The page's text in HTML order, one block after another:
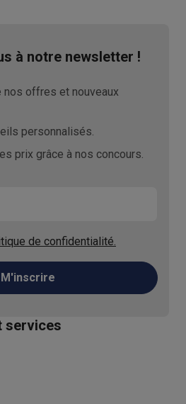
à notre newsletter !
offres et nouveaux
personnalisés.
prix grâce à nos concours.
de confidentialité.
M'inscrire
services